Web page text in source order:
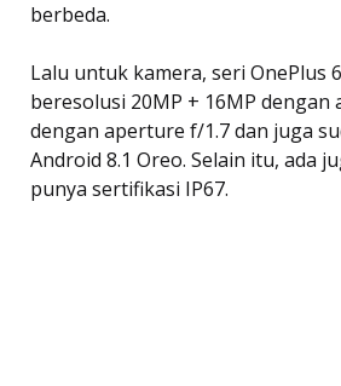
berbeda.
Lalu untuk kamera, seri OnePlus
beresolusi 20MP + 16MP
dengan aperture f/1.7 dan juga
Android 8.1 Oreo. Selain itu, ada
punya sertifikasi IP67.